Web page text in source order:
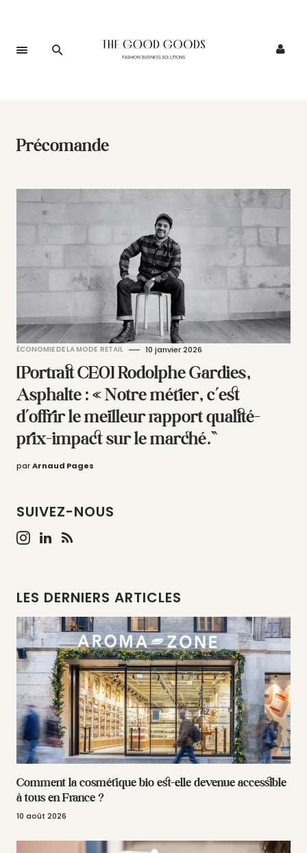
Précomande
ÉCONOMIE DE LA MODE RETAIL 10 janvier 2026
[Portrait CEO] Rodolphe Gardies,
Asphalte : « Notre métier, c’est
d’offrir le meilleur rapport qualité-
prix-impact sur le marché.”
parArnaud Pages
SUIVEZ-NOUS
LES DERNIERS ARTICLES
Comment la cosmétique bio est-elle devenue accessible
à tous en France ?
10 août 2026